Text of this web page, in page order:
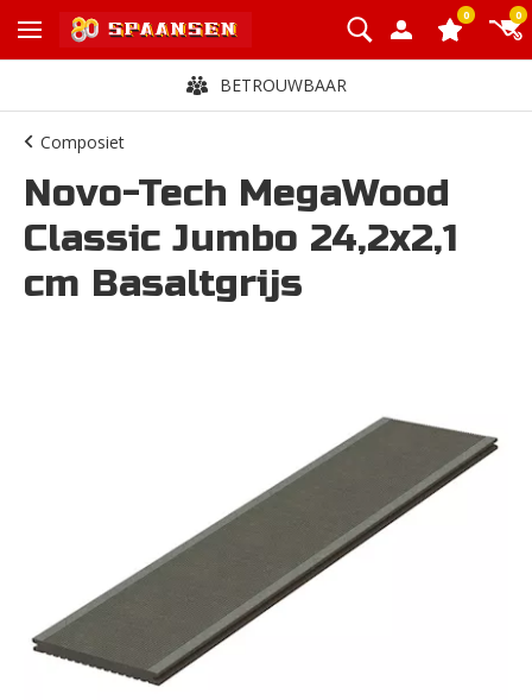
0 0
BETROUWBAAR
Composiet
Novo-Tech MegaWood
Classic Jumbo 24,2x2,1
cm Basaltgrijs